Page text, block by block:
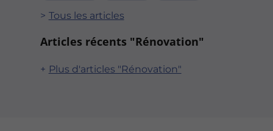
Tous les articles
Articles récents "Rénovation"
Plus d'articles "Rénovation"